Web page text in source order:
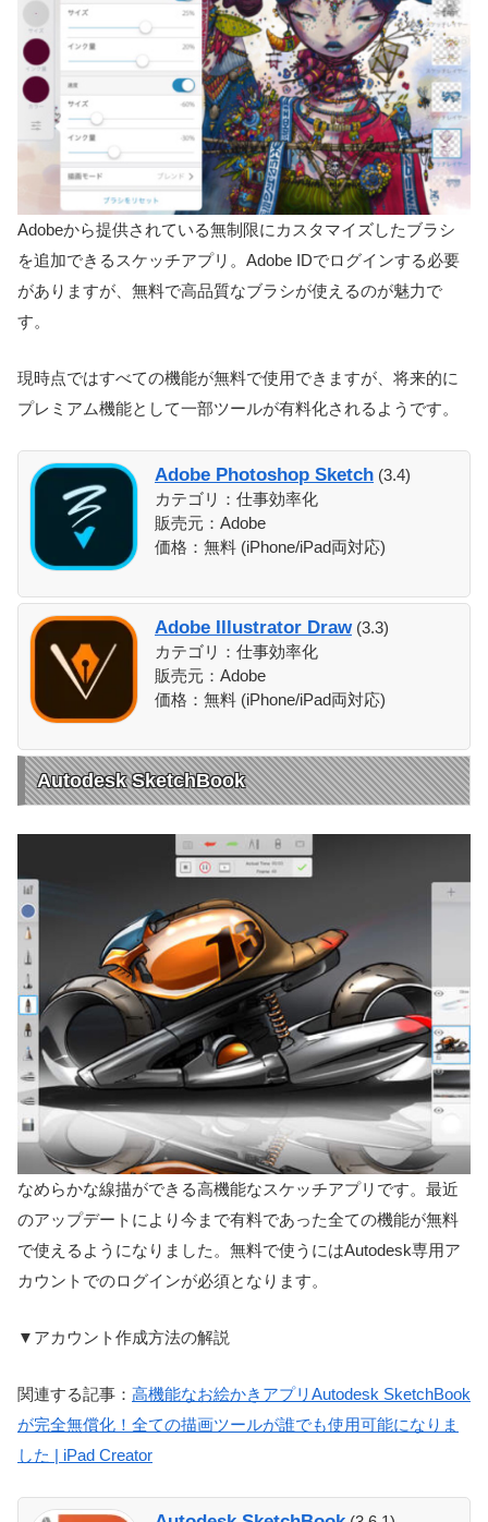
Adobeから提供されている無制限にカスタマイズしたブラシ
を追加できるスケッチアプリ。Adobe IDでログインする必要
がありますが、無料で高品質なブラシが使えるのが魅力で
す。
現時点ではすべての機能が無料で使用できますが、将来的に
プレミアム機能として一部ツールが有料化されるようです。
Adobe Photoshop Sketch (3.4)
カテゴリ：仕事効率化
販売元：Adobe
価格：無料 (iPhone/iPad両対応)
Adobe Illustrator Draw(3.3)
カテゴリ：仕事効率化
販売元：Adobe
価格：無料 (iPhone/iPad両対応)
Autodesk SketchBook
なめらかな線描ができる高機能なスケッチアプリです。最近
のアップデートにより今まで有料であった全ての機能が無料
で使えるようになりました。無料で使うにはAutodesk専用ア
カウントでのログインが必須となります。
▼アカウント作成方法の解説
関連する記事： 高機能なお絵かきアプリAutodesk SketchBook
が完全無償化！全ての描画ツールが誰でも使用可能になりま
した | iPad Creator